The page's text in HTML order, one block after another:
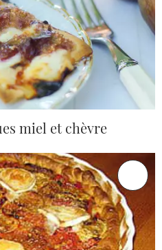
miel et chèvre